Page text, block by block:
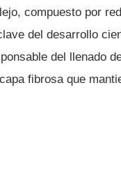
compuesto por
del desarrollo
del llenado
fibrosa que